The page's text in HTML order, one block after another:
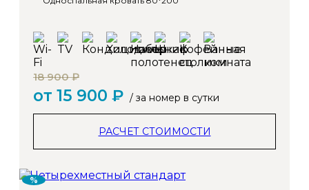
18 900 ₽
от 15 900 ₽ / за номер в сутки
РАСЧЕТ СТОИМОСТИ
%